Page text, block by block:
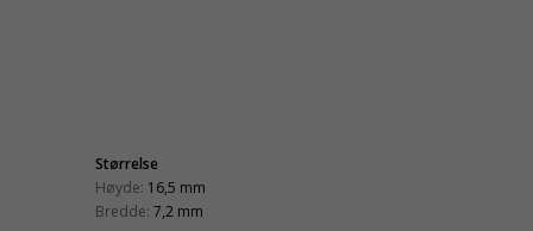
Størrelse
Høyde: 16,5 mm
Bredde: 7,2 mm